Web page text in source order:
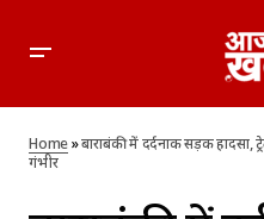
मौत, 3 गंभीर
Home»बाराबंकी में दर्दनाक सड़क हादसा,
गंभीर